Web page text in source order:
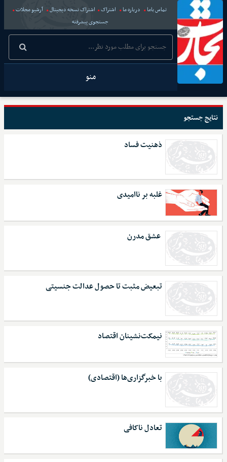
تماس باما درباره ما اشتراک اشتراک نسخه دیجیتال
آرشیو مجلات
جستجوی پیشرفته
منو
نتایج جستجو
ذهنیت فساد
غلبه بر ناامیدی
عشق مدرن
تبعیض مثبت تا حصول عدالت جنسیتی
نیمکت‌نشینان اقتصاد
با خبرگزاری‌ها (اقتصادی)
تعادل ناکافی